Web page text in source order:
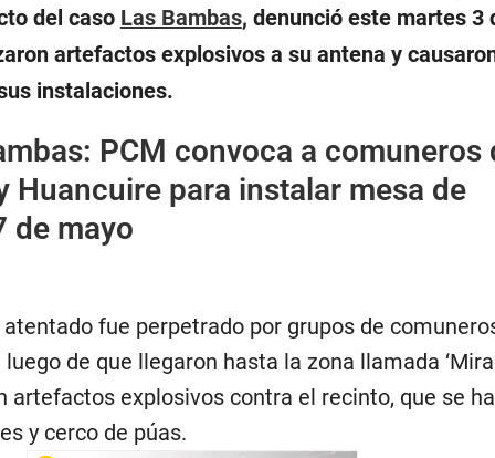
del caso Las Bambas, denunció este martes 3
artefactos explosivos a su antena y
instalaciones.
PCM convoca a comuneros
Huancuire para instalar mesa de
de mayo
fue perpetrado por grupos de
de que llegaron hasta la zona llamada
artefactos explosivos contra el recinto, que se
y cerco de púas.